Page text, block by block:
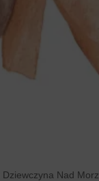
Dziewczyna Nad